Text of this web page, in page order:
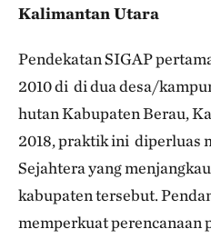
Kalimantan Utara
Pendekatan SIGAP
2010 di di dua desa/
hutan Kabupaten Berau,
2018, praktik ini diperluas
Sejahtera yang
kabupaten tersebut.
memperkuat perencanaan